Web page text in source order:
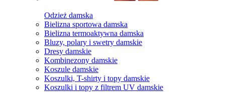
Odzież damska
Bielizna sportowa damska
Bielizna termoaktywna damska
Bluzy, polary i swetry damskie
Dresy damskie
Kombinezony damskie
Koszule damskie
Koszulki, T-shirty i topy damskie
Koszulki i topy z filtrem UV damskie